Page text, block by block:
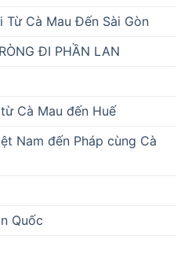
Từ Cà Mau Đến Sài Gòn
ĐI PHẦN LAN
Cà Mau đến Huế
Nam đến Pháp cùng Cà
Quốc